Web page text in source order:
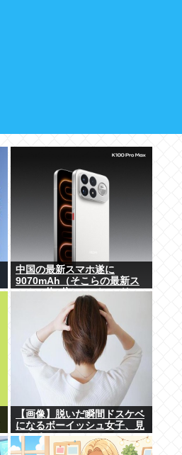
中国の最新スマホ遂に
9070mAh（そこらの最新ス
マホの約2倍）のバッテリー
を積んでしまうwww
【画像】脱いだ瞬間ドスケベ
になるボーイッシュ女子、見
つかるwww